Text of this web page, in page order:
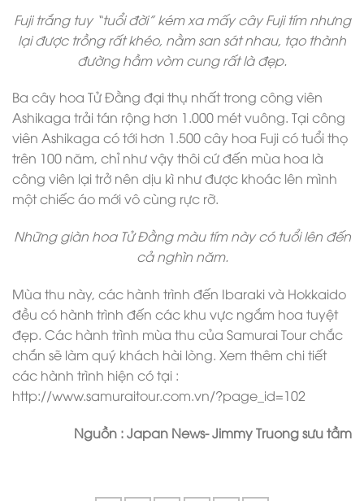
Fuji trắng tuy “tuổi đời” kém xa mấy cây Fuji tím nhưng
lại được trồng rất khéo, nằm san sát nhau, tạo thành
đường hầm vòm cung rất là đẹp.
Ba cây hoa Tử Đằng đại thụ nhất trong công viên
Ashikaga trải tán rộng hơn 1.000 mét vuông. Tại công
viên Ashikaga có tới hơn 1.500 cây hoa Fuji có tuổi thọ
trên 100 năm, chỉ như vậy thôi cứ đến mùa hoa là
công viên lại trở nên dịu kì như được khoác lên mình
một chiếc áo mới vô cùng rực rỡ.
Những giàn hoa Tử Đằng màu tím này có tuổi lên đến
cả nghìn năm.
Mùa thu này, các hành trình đến Ibaraki và Hokkaido
đều có hành trình đến các khu vực ngắm hoa tuyệt
đẹp. Các hành trình mùa thu của Samurai Tour chắc
chắn sẽ làm quý khách hài lòng. Xem thêm chi tiết
các hành trình hiện có tại :
http://www.samuraitour.com.vn/?page_id=102
Nguồn : Japan News- Jimmy Truong sưu tầm